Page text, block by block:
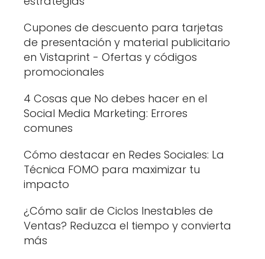
Cupones de descuento para tarjetas
de presentación y material publicitario
en Vistaprint - Ofertas y códigos
promocionales
4 Cosas que No debes hacer en el
Social Media Marketing: Errores
comunes
Cómo destacar en Redes Sociales: La
Técnica FOMO para maximizar tu
impacto
¿Cómo salir de Ciclos Inestables de
Ventas? Reduzca el tiempo y convierta
más